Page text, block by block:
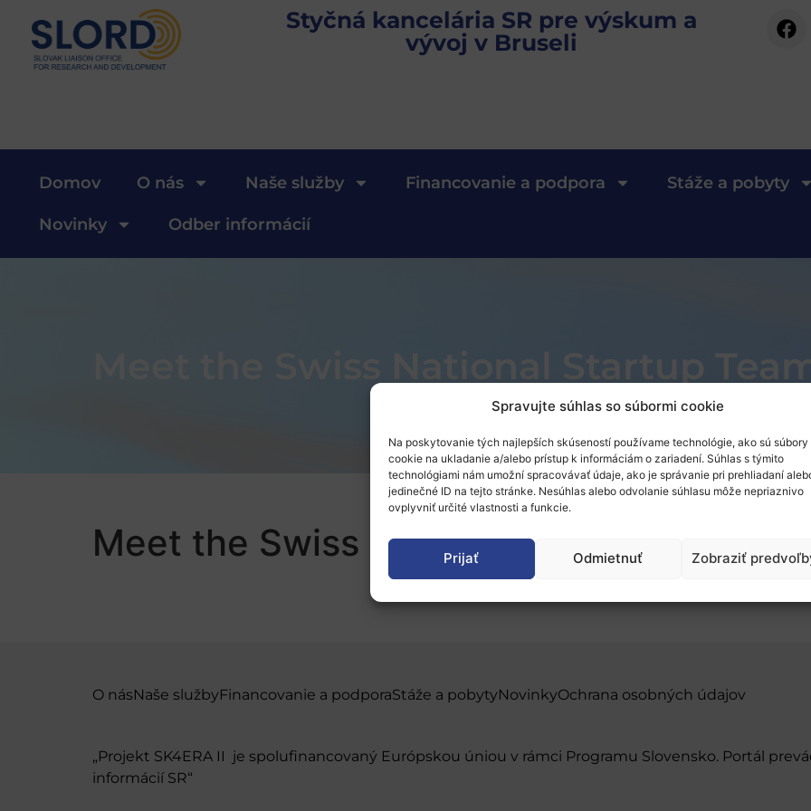
Spravujte súhlas so súbormi cookie
Na poskytovanie tých najlepších skúseností používame technológie, ako sú súbory
cookie na ukladanie a/alebo prístup k informáciám o zariadení. Súhlas s týmito
technológiami nám umožní spracovávať údaje, ako je správanie pri prehliadaní
jedinečné ID na tejto stránke. Nesúhlas alebo odvolanie súhlasu môže nepriaznivo
ovplyvniť určité vlastnosti a funkcie.
Prijať Odmietnuť Zobraziť
Styčná kancelária SR pre výskum a
vývoj v Bruseli
Domov O nás Naše služby Financovanie a podpora Stáže a pobyty
Novinky Odber informácií
Meet the Swiss National Startup
Meet the Swiss National Startup Team
O násNaše službyFinancovanie a podporaStáže a pobytyNovinkyOchrana osobných údajov
„Projekt SK4ERA II je spolufinancovaný Európskou úniou v rámci Programu Slovensko. Portál
informácií SR“